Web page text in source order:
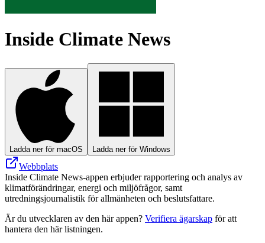
Inside Climate News
Ladda ner för macOS Ladda ner för Windows
Webbplats
Inside Climate News-appen erbjuder rapportering och analys av
klimatförändringar, energi och miljöfrågor, samt
utredningsjournalistik för allmänheten och beslutsfattare.
Är du utvecklaren av den här appen? Verifiera ägarskap för att
hantera den här listningen.